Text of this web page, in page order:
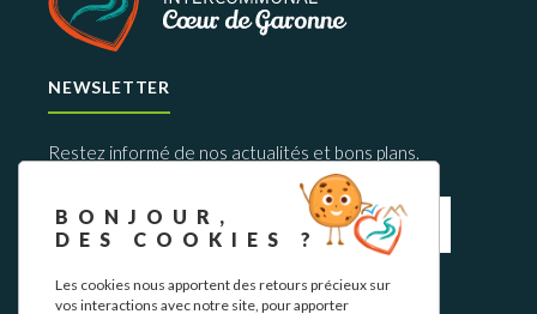
NEWSLETTER
Restez informé de nos actualités et bons plans.
S'INSCRIRE
BONJOUR,
DES COOKIES ?
Les cookies nous apportent des retours précieux sur
vos interactions avec notre site, pour apporter